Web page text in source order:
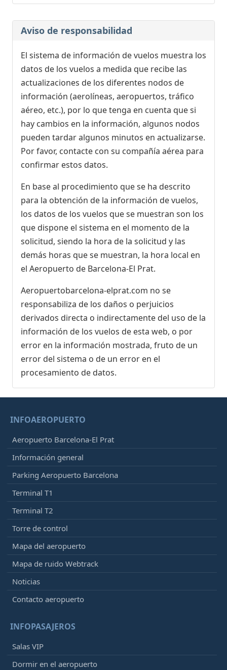
Aviso de responsabilidad
El sistema de información de vuelos muestra los
datos de los vuelos a medida que recibe las
actualizaciones de los diferentes nodos de
información (aerolíneas, aeropuertos, tráfico
aéreo, etc.), por lo que tenga en cuenta que si
hay cambios en la información, algunos nodos
pueden tardar algunos minutos en actualizarse.
Por favor, contacte con su compañía aérea para
confirmar estos datos.
En base al procedimiento que se ha descrito
para la obtención de la información de vuelos,
los datos de los vuelos que se muestran son los
que dispone el sistema en el momento de la
solicitud, siendo la hora de la solicitud y las
demás horas que se muestran, la hora local en
el Aeropuerto de Barcelona-El Prat.
Aeropuertobarcelona-elprat.com no se
responsabiliza de los daños o perjuicios
derivados directa o indirectamente del uso de la
información de los vuelos de esta web, o por
error en la información mostrada, fruto de un
error del sistema o de un error en el
procesamiento de datos.
INFOAEROPUERTO
Aeropuerto Barcelona-El Prat
Información general
Parking Aeropuerto Barcelona
Terminal T1
Terminal T2
Torre de control
Mapa del aeropuerto
Mapa de ruido Webtrack
Noticias
Contacto aeropuerto
INFOPASAJEROS
Salas VIP
Dormir en el aeropuerto